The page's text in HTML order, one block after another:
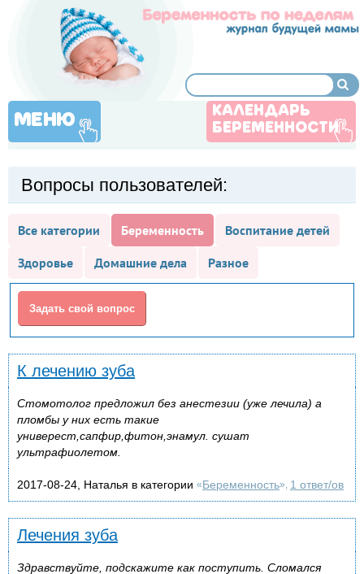
МЕНЮ
КАЛЕНДАРЬ
БЕРЕМЕННОСТИ
Вопросы пользователей:
Все категории Беременность
Воспитание детей
Здоровье
Домашние дела Разное
Задать свой вопрос
К лечению зуба
Стомотолог предложил без анестезии (уже лечила) а
пломбы у них есть такие
универест,сапфир,фитон,энамул. сушат
ультрафиолетом.
2017-08-24, Наталья в категории «Беременность», 1 ответ/ов
Лечения зуба
Здравствуйте, подскажите как поступить. Сломался